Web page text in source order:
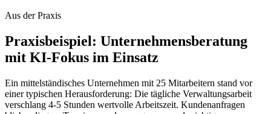
Aus der Praxis
Praxisbeispiel: Unternehmensberatung
mit KI-Fokus im Einsatz
Ein mittelständisches Unternehmen mit 25 Mitarbeitern stand vor
einer typischen Herausforderung: Die tägliche Verwaltungsarbeit
verschlang 4-5 Stunden wertvolle Arbeitszeit. Kundenanfragen